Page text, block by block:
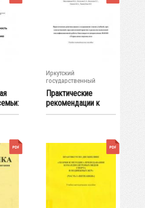
Иркутский
государственный
университет
Практические
рекомендации к
содержанию